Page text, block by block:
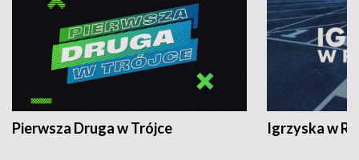
Pierwsza Druga w Trójce Igrzyska w